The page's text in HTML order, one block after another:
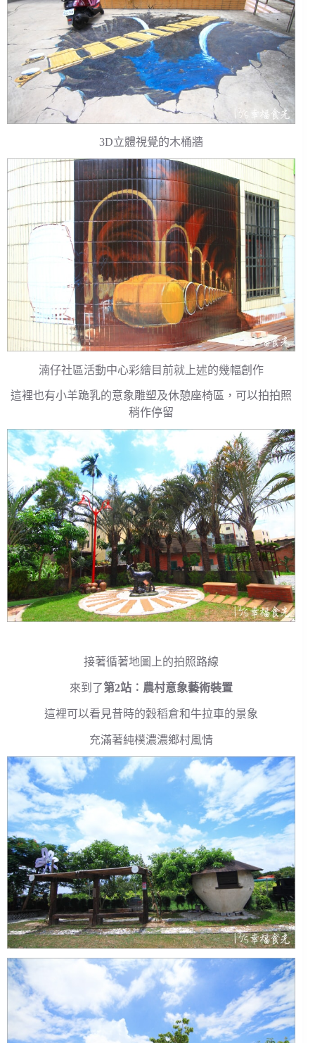
3D立體視覺的木桶牆
湳仔社區活動中心彩繪目前就上述的幾幅創作
這裡也有小羊跪乳的意象雕塑及休憩座椅區，可以拍拍照
稍作停留
接著循著地圖上的拍照路線
來到了第2站︰農村意象藝術裝置
這裡可以看見昔時的穀稻倉和牛拉車的景象
充滿著純樸濃濃鄉村風情